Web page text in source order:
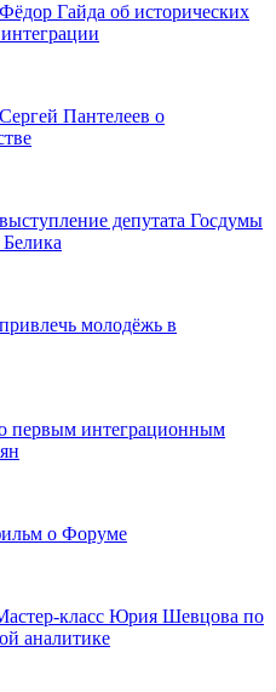
Гайда об исторических
Пантелеев о
депутата Госдумы
молодёжь в
первым интеграционным
о Форуме
класс Юрия Шевцова по
аналитике